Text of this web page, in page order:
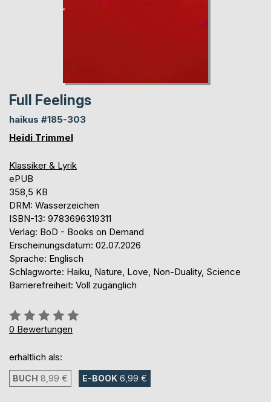
Full Feelings
haikus #185-303
Heidi Trimmel
Klassiker & Lyrik
ePUB
358,5 KB
DRM: Wasserzeichen
ISBN-13: 9783696319311
Verlag: BoD - Books on Demand
Erscheinungsdatum: 02.07.2026
Sprache: Englisch
Schlagworte: Haiku, Nature, Love, Non-Duality, Science
Barrierefreiheit: Voll zugänglich
Bewertung::
0%
0 Bewertungen
erhältlich als:
BUCH 8,99 € E-BOOK 6,99 €